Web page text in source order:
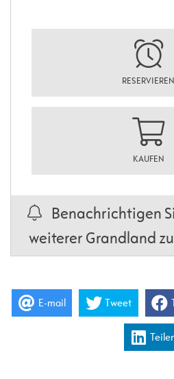
RESERVIEREN
KAUFEN
Benachrichtigen
weiterer Grandland
E-mail Tweet